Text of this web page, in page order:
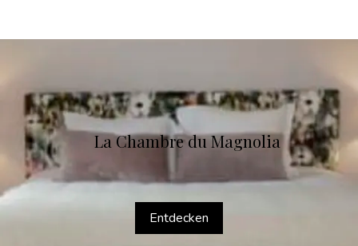
La Chambre du Magnolia
Entdecken